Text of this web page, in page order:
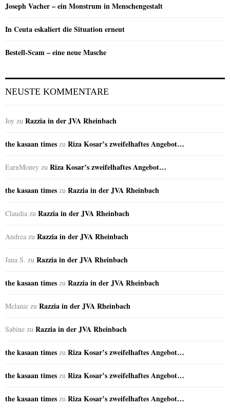
Joseph Vacher – ein Monstrum in Menschengestalt
In Ceuta eskaliert die Situation erneut
Bestell-Scam – eine neue Masche
NEUSTE KOMMENTARE
Joy zu Razzia in der JVA Rheinbach
the kasaan times zu Riza Kosar’s zweifelhaftes Angebot…
EarnMoney zu Riza Kosar’s zweifelhaftes Angebot…
the kasaan times zu Razzia in der JVA Rheinbach
Claudia zu Razzia in der JVA Rheinbach
Andrea zu Razzia in der JVA Rheinbach
Jana S. zu Razzia in der JVA Rheinbach
the kasaan times zu Razzia in der JVA Rheinbach
Melanie zu Razzia in der JVA Rheinbach
Sabine zu Razzia in der JVA Rheinbach
the kasaan times zu Riza Kosar’s zweifelhaftes Angebot…
the kasaan times zu Riza Kosar’s zweifelhaftes Angebot…
the kasaan times zu Riza Kosar’s zweifelhaftes Angebot…